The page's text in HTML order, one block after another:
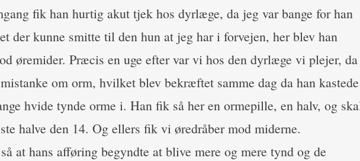
fik han hurtig akut tjek hos dyrlæge, da jeg var bange for han
der kunne smitte til den hun at jeg har i forvejen, her blev han
øremider. Præcis en uge efter var vi hos den dyrlæge vi plejer, da
om orm, hvilket blev bekræftet samme dag da han kastede
hvide tynde orme i. Han fik så her en ormepille, en halv, og
halve den 14. Og ellers fik vi øredråber mod miderne.
at hans afføring begyndte at blive mere og mere tynd og de